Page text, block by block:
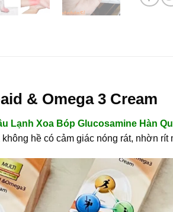
& Omega 3 Cream
Lạnh Xoa Bóp Glucosamine Hàn
hề có cảm giác nóng rát, nhờn rít